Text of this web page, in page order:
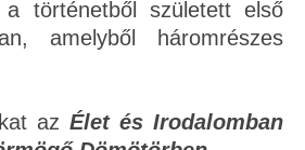
a történetből született első
amelyből háromrészes
az Élet és Irodalomban